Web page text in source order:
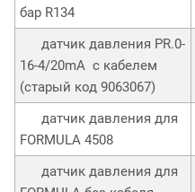
бар R134
датчик давления PR.0-
16-4/20mA с кабелем
(старый код 9063067)
датчик давления для
FORMULA 4508
датчик давления для